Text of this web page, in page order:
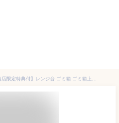
[1/30限定P5倍]【1年保証＆当店限定特典付】レンジ台 ゴミ箱 ゴミ箱上ラック ラック スリム 52幅 50幅 棚 スライド おしゃれ 大理石 木目 北欧 シンプル ナチュラル 炊飯器ラック レンジボード キッチンラック エコー Echo【AR対象商品】